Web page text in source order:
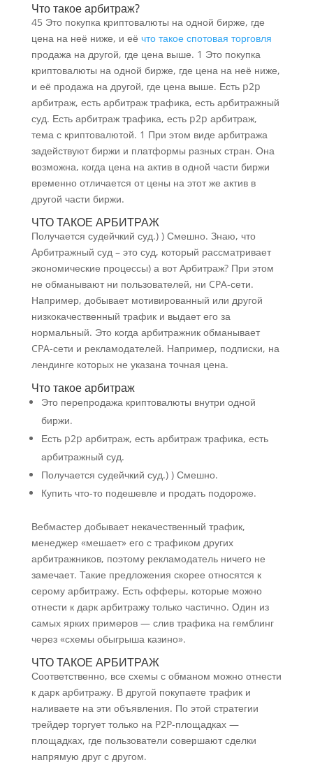
Что такое арбитраж?
45 Это покупка криптовалюты на одной бирже, где
цена на неё ниже, и её что такое спотовая торговля
продажа на другой, где цена выше. 1 Это покупка
криптовалюты на одной бирже, где цена на неё ниже,
и её продажа на другой, где цена выше. Есть p2p
арбитраж, есть арбитраж трафика, есть арбитражный
суд. Есть арбитраж трафика, есть p2p арбитраж,
тема с криптовалютой. 1 При этом виде арбитража
задействуют биржи и платформы разных стран. Она
возможна, когда цена на актив в одной части биржи
временно отличается от цены на этот же актив в
другой части биржи.
ЧТО ТАКОЕ АРБИТРАЖ
Получается судейчкий суд.) ) Смешно. Знаю, что
Арбитражный суд – это суд, который рассматривает
экономические процессы) а вот Арбитраж? При этом
не обманывают ни пользователей, ни CPA-сети.
Например, добывает мотивированный или другой
низкокачественный трафик и выдает его за
нормальный. Это когда арбитражник обманывает
CPA-сети и рекламодателей. Например, подписки, на
лендинге которых не указана точная цена.
Что такое арбитраж
Это перепродажа криптовалюты внутри одной
биржи.
Есть p2p арбитраж, есть арбитраж трафика, есть
арбитражный суд.
Получается судейчкий суд.) ) Смешно.
Купить что-то подешевле и продать подороже.
Вебмастер добывает некачественный трафик,
менеджер «мешает» его с трафиком других
арбитражников, поэтому рекламодатель ничего не
замечает. Такие предложения скорее относятся к
серому арбитражу. Есть офферы, которые можно
отнести к дарк арбитражу только частично. Один из
самых ярких примеров — слив трафика на гемблинг
через «схемы обыгрыша казино».
ЧТО ТАКОЕ АРБИТРАЖ
Соответственно, все схемы с обманом можно отнести
к дарк арбитражу. В другой покупаете трафик и
наливаете на эти объявления. По этой стратегии
трейдер торгует только на P2P-площадках —
площадках, где пользователи совершают сделки
напрямую друг с другом.